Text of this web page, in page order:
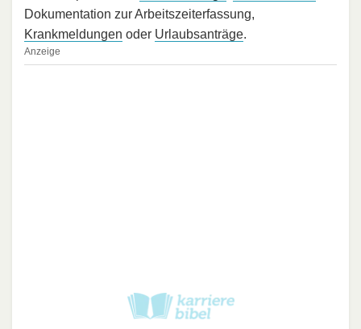
Dokumentation zur Arbeitszeiterfassung,
Krankmeldungen oder Urlaubsanträge.
Anzeige